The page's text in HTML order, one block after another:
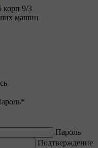
корп 9/3
машин
*
Пароль
Подтверждение